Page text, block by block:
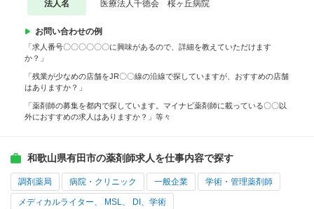
法人名 医療法人千徳会 桜ヶ丘病院
お問い合わせの例
「求人番号〇〇〇〇〇〇に興味があるので、詳細を教えていただけます
か？」
「残業が少なめの店舗をJR〇〇線の沿線で探していますが、おすすめの店舗
はありますか？」
「薬剤師の募集を都内で探しています。マイナビ薬剤師に載っている〇〇以
外におすすめの求人はありますか？」等々
和歌山県有田市の薬剤師求人を仕事内容で探す
調剤薬局 病院・クリニック 一般企業 学術・管理薬剤師
メディカルライター、 MSL、 DI、学術